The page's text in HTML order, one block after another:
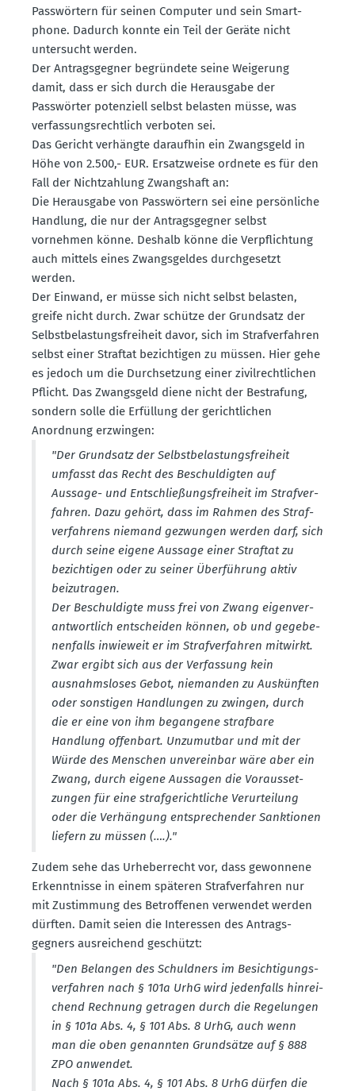
Passwörtern für seinen Computer und sein Smart­
phone. Dadurch konnte ein Teil der Geräte nicht
unter­sucht werden.
Der Antrags­gegner begründete seine Weigerung
damit, dass er sich durch die Herausgabe der
Passwörter poten­ziell selbst belasten müsse, was
verfas­sungs­rechtlich verboten sei.
Das Gericht verhängte daraufhin ein Zwangsgeld in
Höhe von 2.500,- EUR. Ersatz­weise ordnete es für den
Fall der Nicht­zahlung Zwangshaft an:
Die Herausgabe von Passwörtern sei eine persön­liche
Handlung, die nur der Antrags­gegner selbst
vornehmen könne. Deshalb könne die Verpflichtung
auch mittels eines Zwangs­geldes durch­ge­setzt
werden.
Der Einwand, er müsse sich nicht selbst belasten,
greife nicht durch. Zwar schütze der Grundsatz der
Selbst­be­las­tungs­freiheit davor, sich im Straf­ver­fahren
selbst einer Straftat bezich­tigen zu müssen. Hier gehe
es jedoch um die Durch­setzung einer zivil­recht­lichen
Pflicht. Das Zwangsgeld diene nicht der Bestrafung,
sondern solle die Erfüllung der gericht­lichen
Anordnung erzwingen:
"Der Grundsatz der Selbst­be­las­tungs­freiheit
umfasst das Recht des Beschul­digten auf
Aussage- und Entschlie­ßungs­freiheit im Straf­ver­
fahren. Dazu gehört, dass im Rahmen des Straf­
ver­fahrens niemand gezwungen werden darf, sich
durch seine eigene Aussage einer Straftat zu
bezich­tigen oder zu seiner Überführung aktiv
beizu­tragen.
Der Beschul­digte muss frei von Zwang eigen­ver­
ant­wortlich entscheiden können, ob und gegebe­
nen­falls inwieweit er im Straf­ver­fahren mitwirkt.
Zwar ergibt sich aus der Verfassung kein
ausnahms­loses Gebot, niemanden zu Auskünften
oder sonstigen Handlungen zu zwingen, durch
die er eine von ihm begangene strafbare
Handlung offenbart. Unzumutbar und mit der
Würde des Menschen unver­einbar wäre aber ein
Zwang, durch eigene Aussagen die Voraus­set­
zungen für eine straf­ge­richt­liche Verur­teilung
oder die Verhängung entspre­chender Sanktionen
liefern zu müssen (….)."
Zudem sehe das Urheber­recht vor, dass gewonnene
Erkennt­nisse in einem späteren Straf­ver­fahren nur
mit Zustimmung des Betrof­fenen verwendet werden
dürften. Damit seien die Inter­essen des Antrags­
gegners ausrei­chend geschützt:
"Den Belangen des Schuldners im Besich­ti­gungs­
ver­fahren nach § 101a UrhG wird jeden­falls hinrei­
chend Rechnung getragen durch die Regelungen
in § 101a Abs. 4, § 101 Abs. 8 UrhG, auch wenn
man die oben genannten Grund­sätze auf § 888
ZPO anwendet.
Nach § 101a Abs. 4, § 101 Abs. 8 UrhG dürfen die